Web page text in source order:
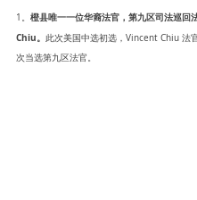
1。 橙县唯一一位华裔法官，第九区司法巡
Chiu。 此次美国中选初选，Vincent Chiu 法
次当选第九区法官。